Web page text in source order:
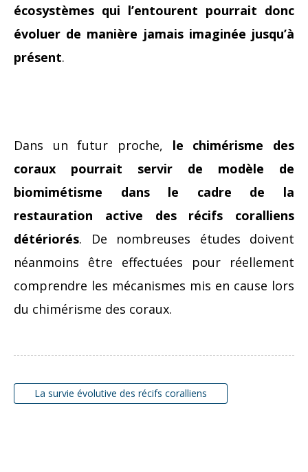
écosystèmes qui l’entourent pourrait donc
évoluer de manière jamais imaginée jusqu’à
présent.
Dans un futur proche, le chimérisme des
coraux pourrait servir de modèle de
biomimétisme dans le cadre de la
restauration active des récifs coralliens
détériorés. De nombreuses études doivent
néanmoins être effectuées pour réellement
comprendre les mécanismes mis en cause lors
du chimérisme des coraux.
La survie évolutive des récifs coralliens